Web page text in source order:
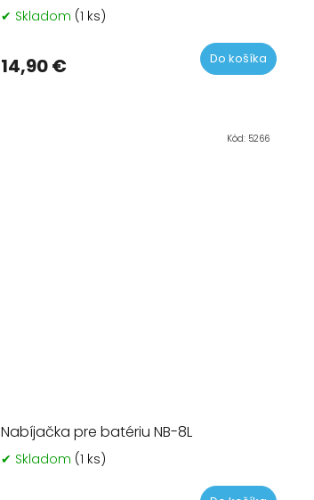
produktu
hviezdičiek.
✔ Skladom (1 ks)
14,90 € Do košíka
Nabíjačka pre batériu NB-8L
✔ Skladom (1 ks)
Kód: 5266